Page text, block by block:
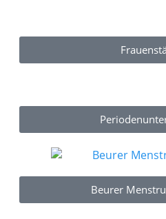
Beurer